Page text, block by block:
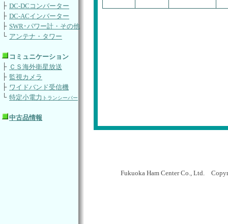
├ DC-DCコンバーター
├ DC-ACインバーター
├ SWR･パワー計・その他
└ アンテナ・タワー
コミュニケーション
├ ＣＳ海外衛星放送
├ 監視カメラ
├ ワイドバンド受信機
└ 特定小電力 トランシーバー
中古品情報
Fukuoka Ham Center Co., Ltd.